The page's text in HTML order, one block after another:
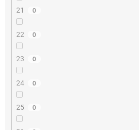
21 0
22 0
23 0
24 0
25 0